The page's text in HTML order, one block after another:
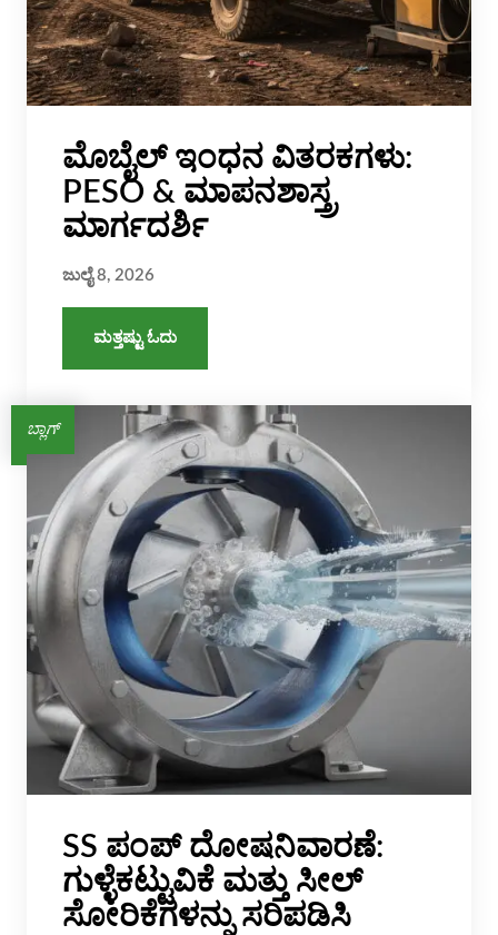
ಮೊಬೈಲ್ ಇಂಧನ ವಿತರಕಗಳು:
PESO & ಮಾಪನಶಾಸ್ತ್ರ
ಮಾರ್ಗದರ್ಶಿ
ಜುಲೈ 8, 2026
ಮತ್ತಷ್ಟು ಓದು
ಬ್ಲಾಗ್
SS ಪಂಪ್ ದೋಷನಿವಾರಣೆ:
ಗುಳ್ಳೆಕಟ್ಟುವಿಕೆ ಮತ್ತು ಸೀಲ್
ಸೋರಿಕೆಗಳನ್ನು ಸರಿಪಡಿಸಿ